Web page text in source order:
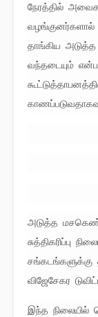
நேரத்தில்
வழங்குனர்களால்
தாங்கிய
வந்தடையும்
அடுத்த
சுத்திகரிப்பு
சங்கடங்களுக்கு
விஜேசேகர
இந்த நிலையில்